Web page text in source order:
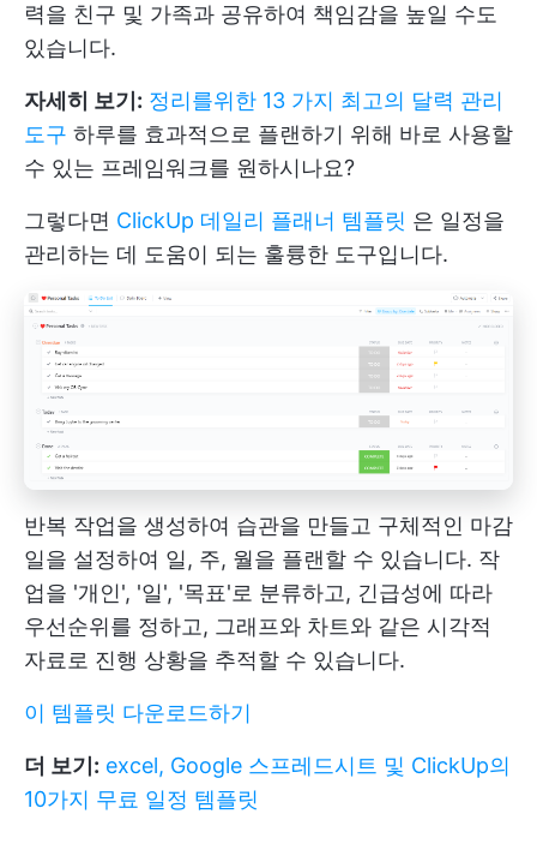
력을 친구 및 가족과 공유하여 책임감을 높일 수도
있습니다.
자세히 보기: 정리를위한 13 가지 최고의 달력 관리
도구 하루를 효과적으로 플랜하기 위해 바로 사용할
수 있는 프레임워크를 원하시나요?
그렇다면 ClickUp 데일리 플래너 템플릿 은 일정을
관리하는 데 도움이 되는 훌륭한 도구입니다.
반복 작업을 생성하여 습관을 만들고 구체적인 마감
일을 설정하여 일, 주, 월을 플랜할 수 있습니다. 작
업을 '개인', '일', '목표'로 분류하고, 긴급성에 따라
우선순위를 정하고, 그래프와 차트와 같은 시각적
자료로 진행 상황을 추적할 수 있습니다.
이 템플릿 다운로드하기
더 보기: excel, Google 스프레드시트 및 ClickUp의
10가지 무료 일정 템플릿